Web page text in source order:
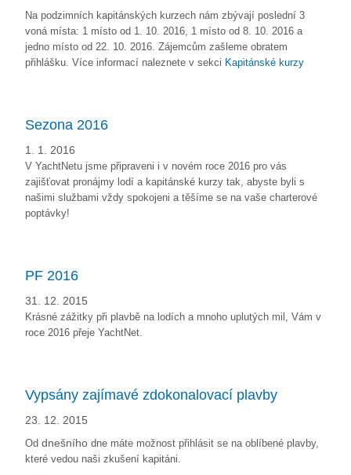
Na podzimních kapitánských kurzech nám zbývají poslední 3
voná místa: 1 místo od 1. 10. 2016, 1 místo od 8. 10. 2016 a
jedno místo od 22. 10. 2016. Zájemcům zašleme obratem
přihlášku. Více informací naleznete v sekci Kapitánské kurzy
Sezona 2016
1. 1. 2016
V YachtNetu jsme připraveni i v novém roce 2016 pro vás
zajišťovat pronájmy lodí a kapitánské kurzy tak, abyste byli s
našimi službami vždy spokojeni a těšíme se na vaše charterové
poptávky!
PF 2016
31. 12. 2015
Krásné zážitky při plavbě na lodích a mnoho uplutých mil, Vám v
roce 2016 přeje YachtNet.
Vypsány zajímavé zdokonalovací plavby
23. 12. 2015
Od dnešního dne máte možnost přihlásit se na oblíbené plavby,
které vedou naši zkušení kapitáni.